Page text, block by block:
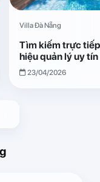
Villa Đà Nẵng
Tìm kiếm trực
hiệu quản lý uy
Giải pháp vận
quả, minh bạch
23/04/2026